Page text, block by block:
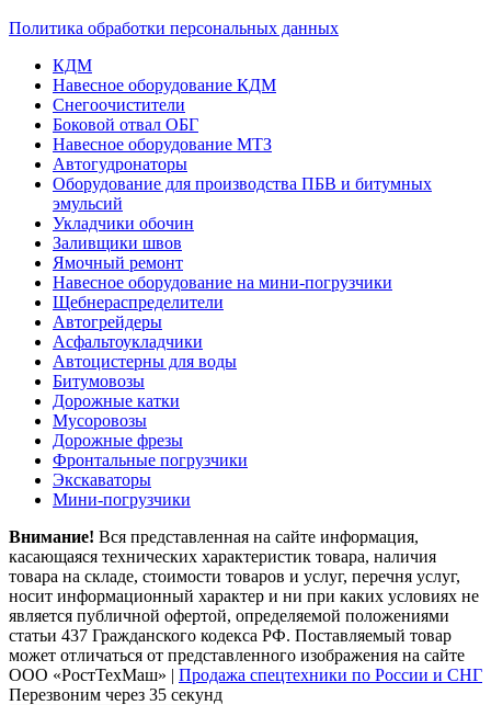
Политика обработки персональных данных
КДМ
Навесное оборудование КДМ
Снегоочистители
Боковой отвал ОБГ
Навесное оборудование МТЗ
Автогудронаторы
Оборудование для производства ПБВ и битумных
эмульсий
Укладчики обочин
Заливщики швов
Ямочный ремонт
Навесное оборудование на мини-погрузчики
Щебнераспределители
Автогрейдеры
Асфальтоукладчики
Автоцистерны для воды
Битумовозы
Дорожные катки
Мусоровозы
Дорожные фрезы
Фронтальные погрузчики
Экскаваторы
Мини-погрузчики
Внимание! Вся представленная на сайте информация,
касающаяся технических характеристик товара, наличия
товара на складе, стоимости товаров и услуг, перечня услуг,
носит информационный характер и ни при каких условиях не
является публичной офертой, определяемой положениями
статьи 437 Гражданского кодекса РФ. Поставляемый товар
может отличаться от представленного изображения на сайте
ООО «РостТехМаш» | Продажа спецтехники по России и СНГ
Перезвоним через 35 секунд